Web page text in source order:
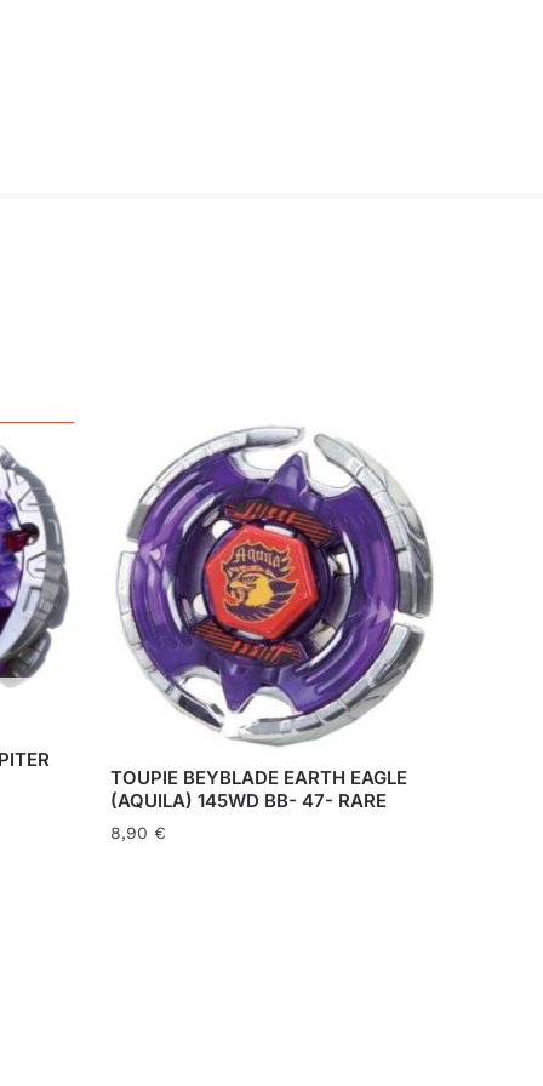
TOUPIE BEYBLADE EARTH EAGLE
(AQUILA) 145WD BB- 47- RARE
8,90 €